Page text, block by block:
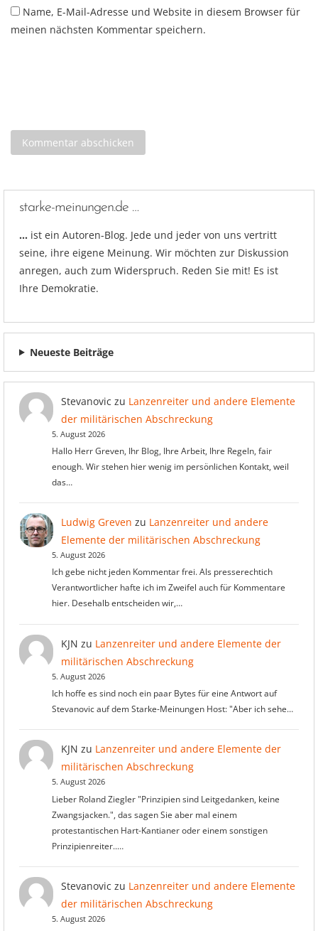
Name, E-Mail-Adresse und Website in diesem Browser für
meinen nächsten Kommentar speichern.
starke-meinungen.de …
… ist ein Autoren-Blog. Jede und jeder von uns vertritt
seine, ihre eigene Meinung. Wir möchten zur Diskussion
anregen, auch zum Widerspruch. Reden Sie mit! Es ist
Ihre Demokratie.
Neueste Beiträge
Stevanovic zu Lanzenreiter und andere Elemente
der militärischen Abschreckung
5. August 2026
Hallo Herr Greven, Ihr Blog, Ihre Arbeit, Ihre Regeln, fair
enough. Wir stehen hier wenig im persönlichen Kontakt, weil
das…
Ludwig Greven zu Lanzenreiter und andere
Elemente der militärischen Abschreckung
5. August 2026
Ich gebe nicht jeden Kommentar frei. Als presserechtich
Verantwortlicher hafte ich im Zweifel auch für Kommentare
hier. Desehalb entscheiden wir,…
KJN zu Lanzenreiter und andere Elemente der
militärischen Abschreckung
5. August 2026
Ich hoffe es sind noch ein paar Bytes für eine Antwort auf
Stevanovic auf dem Starke-Meinungen Host: "Aber ich sehe…
KJN zu Lanzenreiter und andere Elemente der
militärischen Abschreckung
5. August 2026
Lieber Roland Ziegler "Prinzipien sind Leitgedanken, keine
Zwangsjacken.", das sagen Sie aber mal einem
protestantischen Hart-Kantianer oder einem sonstigen
Prinzipienreiter..…
Stevanovic zu Lanzenreiter und andere Elemente
der militärischen Abschreckung
5. August 2026